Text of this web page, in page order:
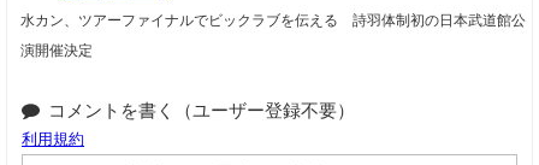
水カン、ツアーファイナルでビックラブを伝える 詩羽体制初の日本武道館公
演開催決定
コメントを書く（ユーザー登録不要）